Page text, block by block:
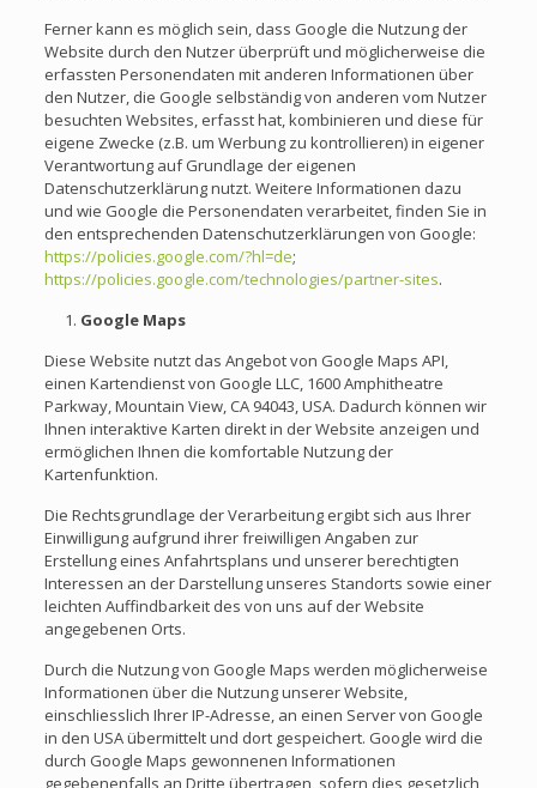
Ferner kann es möglich sein, dass Google die Nutzung der
Website durch den Nutzer überprüft und möglicherweise die
erfassten Personendaten mit anderen Informationen über
den Nutzer, die Google selbständig von anderen vom Nutzer
besuchten Websites, erfasst hat, kombinieren und diese für
eigene Zwecke (z.B. um Werbung zu kontrollieren) in eigener
Verantwortung auf Grundlage der eigenen
Datenschutzerklärung nutzt. Weitere Informationen dazu
und wie Google die Personendaten verarbeitet, finden Sie in
den entsprechenden Datenschutzerklärungen von Google:
https://policies.google.com/?hl=de;
https://policies.google.com/technologies/partner-sites.
Google Maps
Diese Website nutzt das Angebot von Google Maps API,
einen Kartendienst von Google LLC, 1600 Amphitheatre
Parkway, Mountain View, CA 94043, USA. Dadurch können wir
Ihnen interaktive Karten direkt in der Website anzeigen und
ermöglichen Ihnen die komfortable Nutzung der
Kartenfunktion.
Die Rechtsgrundlage der Verarbeitung ergibt sich aus Ihrer
Einwilligung aufgrund ihrer freiwilligen Angaben zur
Erstellung eines Anfahrtsplans und unserer berechtigten
Interessen an der Darstellung unseres Standorts sowie einer
leichten Auffindbarkeit des von uns auf der Website
angegebenen Orts.
Durch die Nutzung von Google Maps werden möglicherweise
Informationen über die Nutzung unserer Website,
einschliesslich Ihrer IP-Adresse, an einen Server von Google
in den USA übermittelt und dort gespeichert. Google wird die
durch Google Maps gewonnenen Informationen
gegebenenfalls an Dritte übertragen, sofern dies gesetzlich